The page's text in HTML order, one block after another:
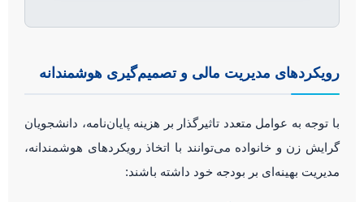
رویکردهای مدیریت مالی و تصمیم‌گیری هوشمندانه
با توجه به عوامل متعدد تاثیرگذار بر هزینه پایان‌نامه، دانشجویان
گرایش زن و خانواده می‌توانند با اتخاذ رویکردهای هوشمندانه،
مدیریت بهینه‌ای بر بودجه خود داشته باشند: